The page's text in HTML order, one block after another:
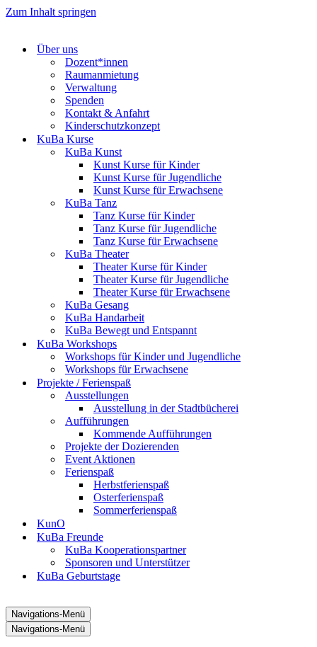
Zum Inhalt springen
Über uns
Dozent*innen
Raumanmietung
Verwaltung
Spenden
Kontakt & Anfahrt
Kinderschutzkonzept
KuBa Kurse
KuBa Kunst
Kunst Kurse für Kinder
Kunst Kurse für Jugendliche
Kunst Kurse für Erwachsene
KuBa Tanz
Tanz Kurse für Kinder
Tanz Kurse für Jugendliche
Tanz Kurse für Erwachsene
KuBa Theater
Theater Kurse für Kinder
Theater Kurse für Jugendliche
Theater Kurse für Erwachsene
KuBa Gesang
KuBa Handarbeit
KuBa Bewegt und Entspannt
KuBa Workshops
Workshops für Kinder und Jugendliche
Workshops für Erwachsene
Projekte / Ferienspaß
Ausstellungen
Ausstellung in der Stadtbücherei
Aufführungen
Kommende Aufführungen
Projekte der Dozierenden
Event Aktionen
Ferienspaß
Herbstferienspaß
Osterferienspaß
Sommerferienspaß
KunO
KuBa Freunde
KuBa Kooperationspartner
Sponsoren und Unterstützer
KuBa Geburtstage
Navigations-Menü
Navigations-Menü